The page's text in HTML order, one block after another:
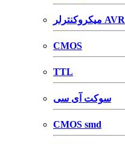
میکروکنترلر AVR
CMOS
TTL
سوکت آی سی
CMOS smd